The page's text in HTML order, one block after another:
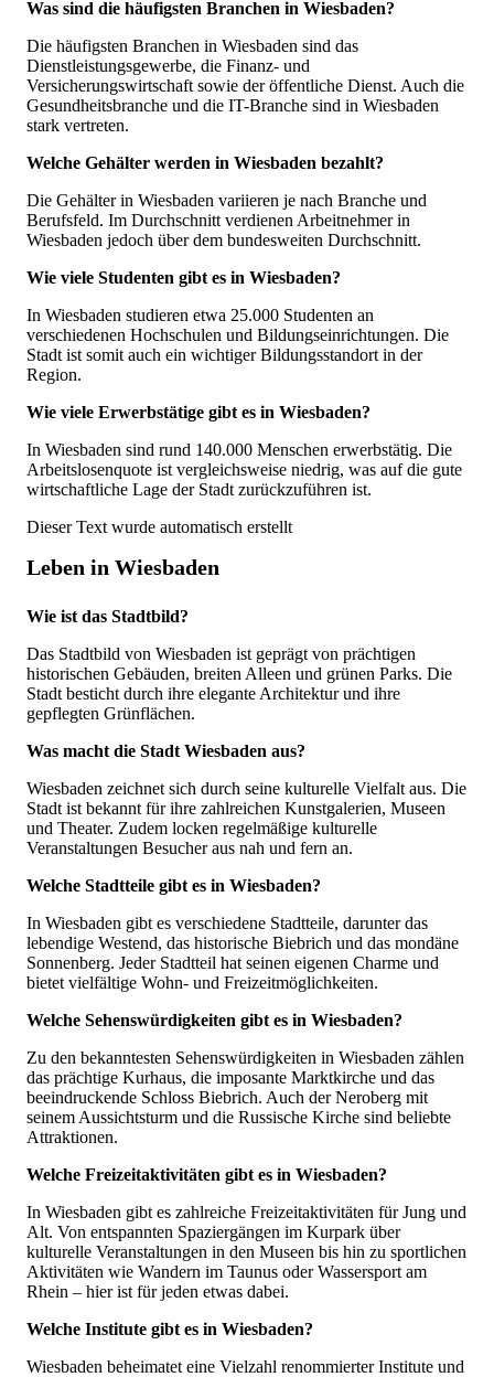
Was sind die häufigsten Branchen in Wiesbaden?
Die häufigsten Branchen in Wiesbaden sind das
Dienstleistungsgewerbe, die Finanz- und
Versicherungswirtschaft sowie der öffentliche Dienst. Auch die
Gesundheitsbranche und die IT-Branche sind in Wiesbaden
stark vertreten.
Welche Gehälter werden in Wiesbaden bezahlt?
Die Gehälter in Wiesbaden variieren je nach Branche und
Berufsfeld. Im Durchschnitt verdienen Arbeitnehmer in
Wiesbaden jedoch über dem bundesweiten Durchschnitt.
Wie viele Studenten gibt es in Wiesbaden?
In Wiesbaden studieren etwa 25.000 Studenten an
verschiedenen Hochschulen und Bildungseinrichtungen. Die
Stadt ist somit auch ein wichtiger Bildungsstandort in der
Region.
Wie viele Erwerbstätige gibt es in Wiesbaden?
In Wiesbaden sind rund 140.000 Menschen erwerbstätig. Die
Arbeitslosenquote ist vergleichsweise niedrig, was auf die gute
wirtschaftliche Lage der Stadt zurückzuführen ist.
Dieser Text wurde automatisch erstellt
Leben in Wiesbaden
Wie ist das Stadtbild?
Das Stadtbild von Wiesbaden ist geprägt von prächtigen
historischen Gebäuden, breiten Alleen und grünen Parks. Die
Stadt besticht durch ihre elegante Architektur und ihre
gepflegten Grünflächen.
Was macht die Stadt Wiesbaden aus?
Wiesbaden zeichnet sich durch seine kulturelle Vielfalt aus. Die
Stadt ist bekannt für ihre zahlreichen Kunstgalerien, Museen
und Theater. Zudem locken regelmäßige kulturelle
Veranstaltungen Besucher aus nah und fern an.
Welche Stadtteile gibt es in Wiesbaden?
In Wiesbaden gibt es verschiedene Stadtteile, darunter das
lebendige Westend, das historische Biebrich und das mondäne
Sonnenberg. Jeder Stadtteil hat seinen eigenen Charme und
bietet vielfältige Wohn- und Freizeitmöglichkeiten.
Welche Sehenswürdigkeiten gibt es in Wiesbaden?
Zu den bekanntesten Sehenswürdigkeiten in Wiesbaden zählen
das prächtige Kurhaus, die imposante Marktkirche und das
beeindruckende Schloss Biebrich. Auch der Neroberg mit
seinem Aussichtsturm und die Russische Kirche sind beliebte
Attraktionen.
Welche Freizeitaktivitäten gibt es in Wiesbaden?
In Wiesbaden gibt es zahlreiche Freizeitaktivitäten für Jung und
Alt. Von entspannten Spaziergängen im Kurpark über
kulturelle Veranstaltungen in den Museen bis hin zu sportlichen
Aktivitäten wie Wandern im Taunus oder Wassersport am
Rhein – hier ist für jeden etwas dabei.
Welche Institute gibt es in Wiesbaden?
Wiesbaden beheimatet eine Vielzahl renommierter Institute und